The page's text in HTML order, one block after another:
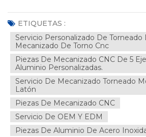
ETIQUETAS :
Servicio Personalizado De Torneado
Mecanizado De Torno Cnc
Piezas De Mecanizado CNC De 5
Aluminio Personalizadas.
Servicio De Mecanizado Torneado
Latón
Piezas De Mecanizado CNC
Servicio De OEM Y EDM
Piezas De Aluminio De Acero